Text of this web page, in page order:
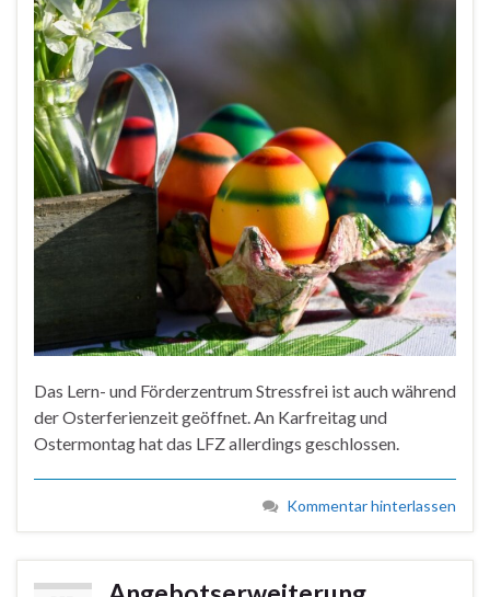
Das Lern- und Förderzentrum Stressfrei ist auch während
der Osterferienzeit geöffnet. An Karfreitag und
Ostermontag hat das LFZ allerdings geschlossen.
Kommentar hinterlassen